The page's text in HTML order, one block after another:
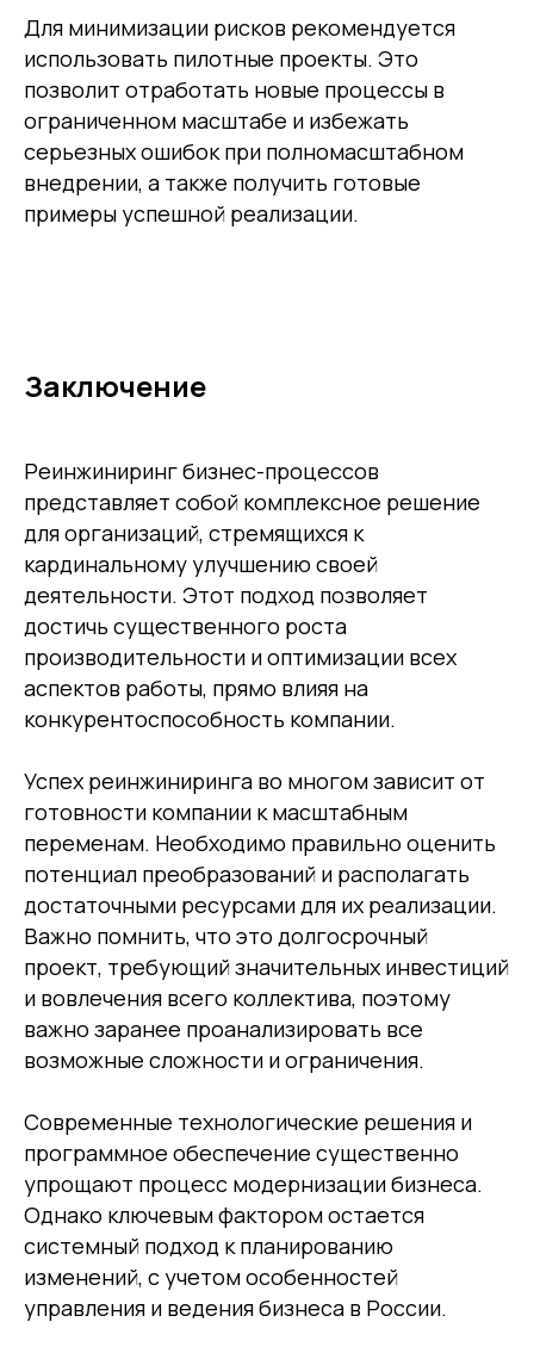
Для минимизации рисков рекомендуется
использовать пилотные проекты. Это
позволит отработать новые процессы в
ограниченном масштабе и избежать
серьезных ошибок при полномасштабном
внедрении, а также получить готовые
примеры успешной реализации.
Заключение
Реинжиниринг бизнес-процессов
представляет собой комплексное решение
для организаций, стремящихся к
кардинальному улучшению своей
деятельности. Этот подход позволяет
достичь существенного роста
производительности и оптимизации всех
аспектов работы, прямо влияя на
конкурентоспособность компании.
Успех реинжиниринга во многом зависит от
готовности компании к масштабным
переменам. Необходимо правильно оценить
потенциал преобразований и располагать
достаточными ресурсами для их реализации.
Важно помнить, что это долгосрочный
проект, требующий значительных инвестиций
и вовлечения всего коллектива, поэтому
важно заранее проанализировать все
возможные сложности и ограничения.
Современные технологические решения и
программное обеспечение существенно
упрощают процесс модернизации бизнеса.
Однако ключевым фактором остается
системный подход к планированию
изменений, с учетом особенностей
управления и ведения бизнеса в России.
Компания
О нас
Отзывы
Новости
Продукты
Цифровые кадровые
Цифровые
бухгалтерские
Казначейство
Страхование
Аутсорсинг закупок
Поддержка продаж
Сертификация
Юридическая
Организация
мероприятий
Учебный центр
Охрана труда
Консалтинг
Наши офисы
+7 4742 907554
г.Липецк, ул. Ленина, д.36
ООО «ЦКР»
ИНН 4823040990
+7 495 980 7554
г. Москва, ул.Новорязанская, д.24
+7 472 272 7554
Крупному бизнесу
Корпорациям
sales@cscentr.com
Электронная почта
cs-sp-csc@cscentr.com